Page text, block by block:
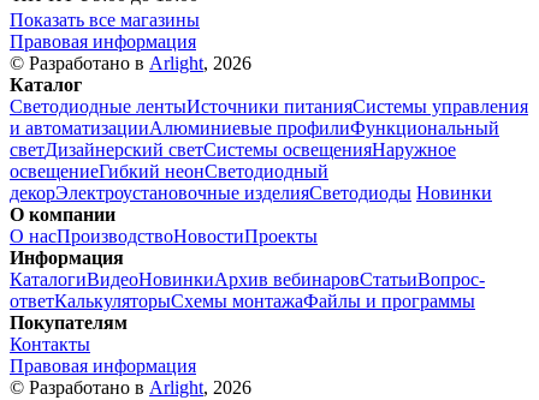
Показать все магазины
Правовая информация
© Разработано в Arlight, 2026
Каталог
Светодиодные лентыИсточники питанияСистемы управления
и автоматизацииАлюминиевые профилиФункциональный
светДизайнерский светСистемы освещенияНаружное
освещениеГибкий неонСветодиодный
декорЭлектроустановочные изделияСветодиоды Новинки
О компании
О насПроизводствоНовостиПроекты
Информация
КаталогиВидеоНовинкиАрхив вебинаровСтатьиВопрос-
ответКалькуляторыСхемы монтажаФайлы и программы
Покупателям
Контакты
Правовая информация
© Разработано в Arlight, 2026